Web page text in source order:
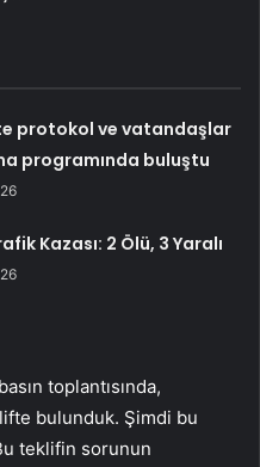
protokol ve vatandaşlar
programında buluştu
Kazası: 2 Ölü, 3 Yaralı
toplantısında,
bulunduk. Şimdi bu
teklifin sorunun